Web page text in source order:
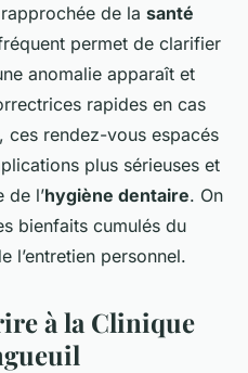
de la santé
permet de clarifier
anomalie apparaît et
rapides en cas
rendez-vous espacés
plus sérieuses et
de l’hygiène dentaire. On
bienfaits cumulés du
l’entretien personnel.
à la Clinique